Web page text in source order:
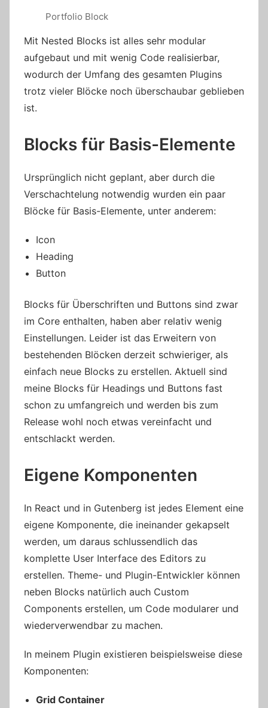
Portfolio Block
Mit Nested Blocks ist alles sehr modular
aufgebaut und mit wenig Code realisierbar,
wodurch der Umfang des gesamten Plugins
trotz vieler Blöcke noch überschaubar geblieben
ist.
Blocks für Basis-Elemente
Ursprünglich nicht geplant, aber durch die
Verschachtelung notwendig wurden ein paar
Blöcke für Basis-Elemente, unter anderem:
Icon
Heading
Button
Blocks für Überschriften und Buttons sind zwar
im Core enthalten, haben aber relativ wenig
Einstellungen. Leider ist das Erweitern von
bestehenden Blöcken derzeit schwieriger, als
einfach neue Blocks zu erstellen. Aktuell sind
meine Blocks für Headings und Buttons fast
schon zu umfangreich und werden bis zum
Release wohl noch etwas vereinfacht und
entschlackt werden.
Eigene Komponenten
In React und in Gutenberg ist jedes Element eine
eigene Komponente, die ineinander gekapselt
werden, um daraus schlussendlich das
komplette User Interface des Editors zu
erstellen. Theme- und Plugin-Entwickler können
neben Blocks natürlich auch Custom
Components erstellen, um Code modularer und
wiederverwendbar zu machen.
In meinem Plugin existieren beispielsweise diese
Komponenten:
Grid Container